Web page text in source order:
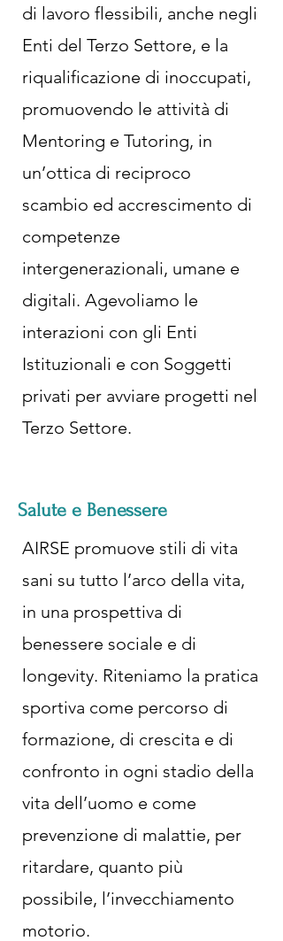
di lavoro flessibili, anche negli
Enti del Terzo Settore, e la
riqualificazione di inoccupati,
promuovendo le attività di
Mentoring e Tutoring, in
un’ottica di reciproco
scambio ed accrescimento di
competenze
intergenerazionali, umane e
digitali. Agevoliamo le
interazioni con gli Enti
Istituzionali e con Soggetti
privati per avviare progetti nel
Terzo Settore.
Salute e Benessere
AIRSE promuove stili di vita
sani su tutto l’arco della vita,
in una prospettiva di
benessere sociale e di
longevity. Riteniamo la pratica
sportiva come percorso di
formazione, di crescita e di
confronto in ogni stadio della
vita dell’uomo e come
prevenzione di malattie, per
ritardare, quanto più
possibile, l’invecchiamento
motorio.